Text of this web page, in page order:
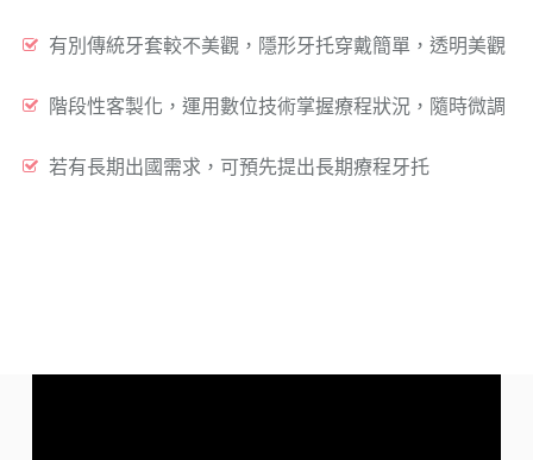
有別傳統牙套較不美觀，隱形牙托穿戴簡單，透明美觀
階段性客製化，運用數位技術掌握療程狀況，隨時微調
若有長期出國需求，可預先提出長期療程牙托